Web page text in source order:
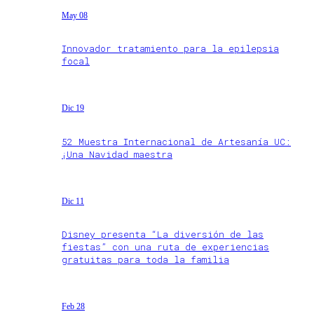
May 08
Innovador tratamiento para la epilepsia
focal
Dic 19
52 Muestra Internacional de Artesanía UC:
¡Una Navidad maestra
Dic 11
Disney presenta “La diversión de las
fiestas” con una ruta de experiencias
gratuitas para toda la familia
Feb 28